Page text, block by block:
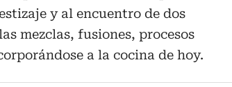
y al encuentro de dos
mezclas, fusiones, procesos
a la cocina de hoy.